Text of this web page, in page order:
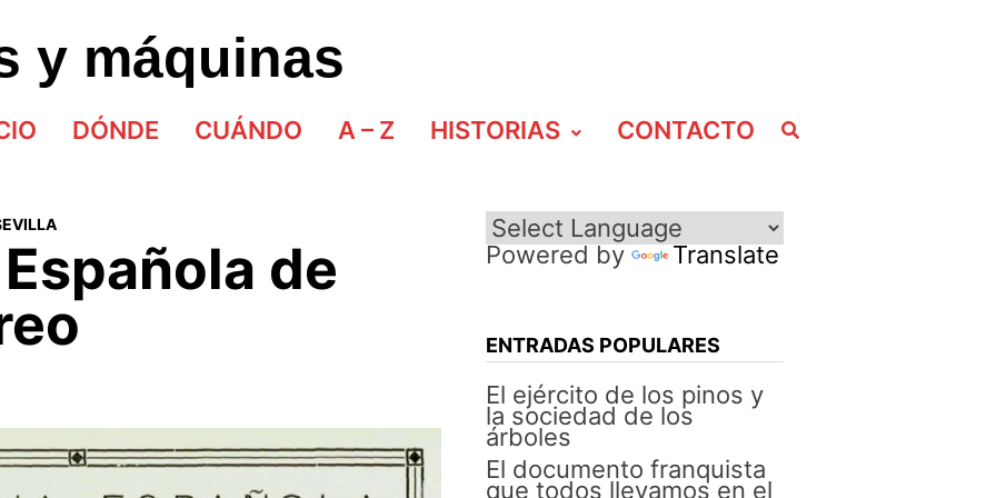
y máquinas
DÓNDE CUÁNDO A – Z HISTORIAS CONTACTO
de
Powered by Translate
ENTRADAS POPULARES
El ejército de los pinos y
la sociedad de los
árboles
El documento franquista
que todos llevamos en el